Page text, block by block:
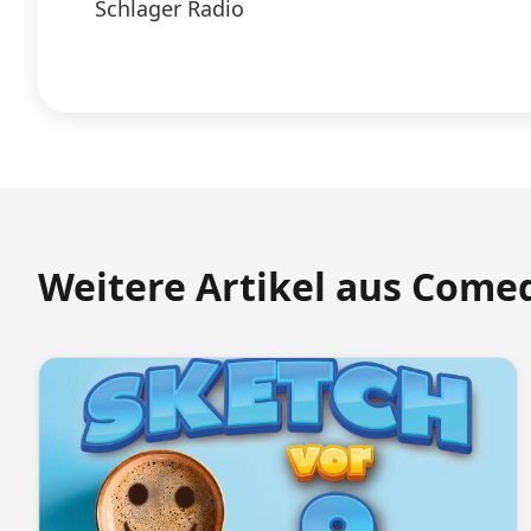
Schlager Radio
Weitere Artikel aus